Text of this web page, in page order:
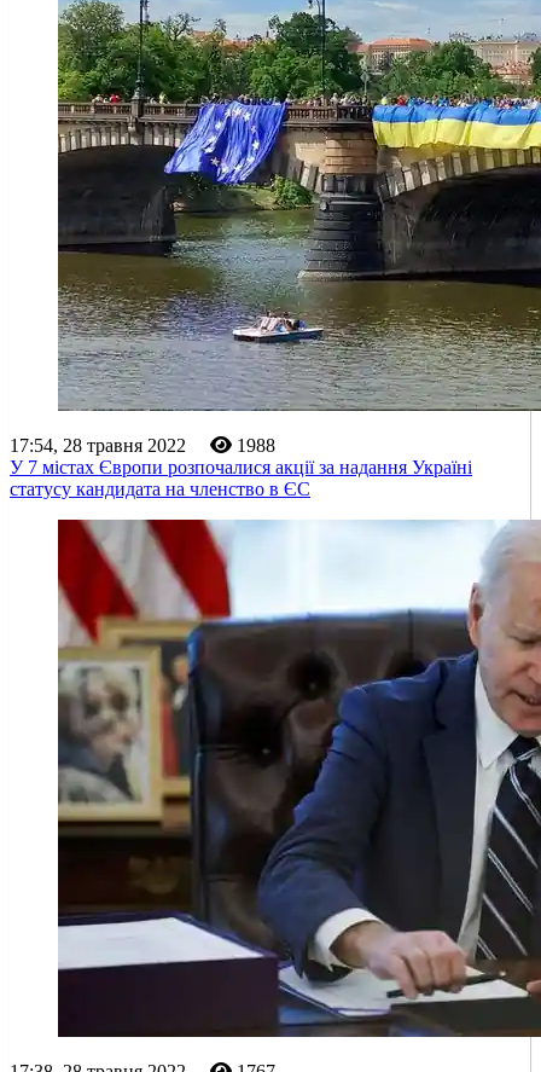
17:54, 28 травня 2022
1988
У 7 містах Європи розпочалися акції за надання Україні
статусу кандидата на членство в ЄС